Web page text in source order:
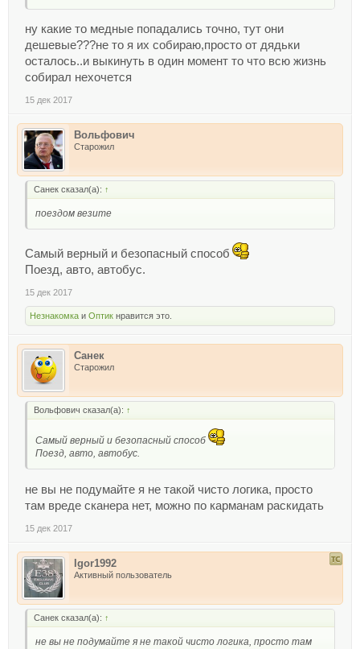
ну какие то медные попадались точно, тут они
дешевые???не то я их собираю,просто от дядьки
осталось..и выкинуть в один момент то что всю жизнь
собирал нехочется
15 дек 2017
Вольфович
Старожил
Санек сказал(а): ↑
поездом везите
Самый верный и безопасный способ
Поезд, авто, автобус.
15 дек 2017
Незнакомка и Оптик нравится это.
Санек
Старожил
Вольфович сказал(а): ↑
Самый верный и безопасный способ
Поезд, авто, автобус.
не вы не подумайте я не такой чисто логика, просто
там вреде сканера нет, можно по карманам раскидать
15 дек 2017
Igor1992
Активный пользователь
Санек сказал(а): ↑
не вы не подумайте я не такой чисто логика, просто там